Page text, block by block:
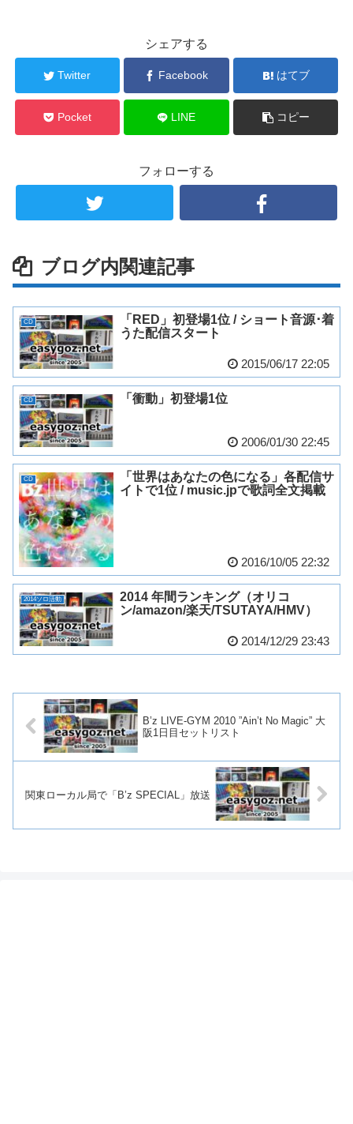
シェアする
Twitter Facebook はてブ
Pocket LINE コピー
フォローする
ブログ内関連記事
CD
「RED」初登場1位 / ショート音源･着
うた配信スタート
2015/06/17 22:05
CD 「衝動」初登場1位
2006/01/30 22:45
CD
「世界はあなたの色になる」各配信サ
イトで1位 / music.jpで歌詞全文掲載
2016/10/05 22:32
2014ソロ活動
2014 年間ランキング（オリコ
ン/amazon/楽天/TSUTAYA/HMV）
2014/12/29 23:43
B’z LIVE-GYM 2010 ”Ain’t No Magic” 大
阪1日目セットリスト
関東ローカル局で「B’z SPECIAL」放送